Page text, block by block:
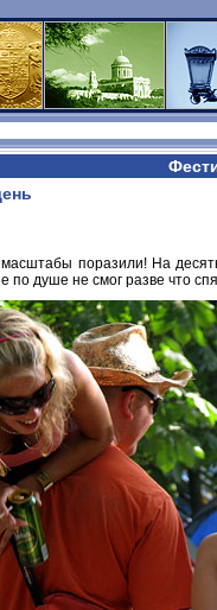
поразили! На
по душе не смог разве что